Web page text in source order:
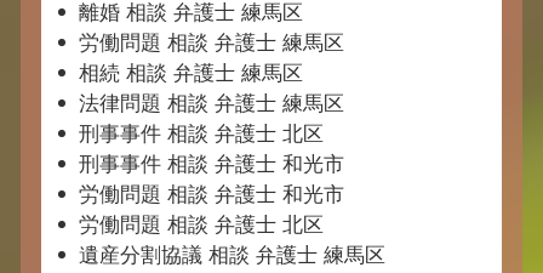
離婚 相談 弁護士 練馬区
労働問題 相談 弁護士 練馬区
相続 相談 弁護士 練馬区
法律問題 相談 弁護士 練馬区
刑事事件 相談 弁護士 北区
刑事事件 相談 弁護士 和光市
労働問題 相談 弁護士 和光市
労働問題 相談 弁護士 北区
遺産分割協議 相談 弁護士 練馬区